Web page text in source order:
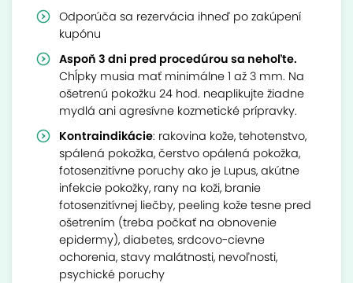
Odporúča sa rezervácia ihneď po zakúpení
kupónu
Aspoň 3 dni pred procedúrou sa nehoľte.
Chĺpky musia mať minimálne 1 až 3 mm. Na
ošetrenú pokožku 24 hod. neaplikujte žiadne
mydlá ani agresívne kozmetické prípravky.
Kontraindikácie: rakovina kože, tehotenstvo,
spálená pokožka, čerstvo opálená pokožka,
fotosenzitívne poruchy ako je Lupus, akútne
infekcie pokožky, rany na koži, branie
fotosenzitívnej liečby, peeling kože tesne pred
ošetrením (treba počkať na obnovenie
epidermy), diabetes, srdcovo-cievne
ochorenia, stavy malátnosti, nevoľnosti,
psychické poruchy